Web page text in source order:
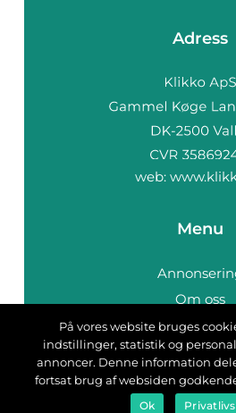
Adress
web:
Menu
Om oss
Cookies
Kontakta
Sitemap
På vores website bruges
indstillinger, statistik og
annoncer. Denne information
fortsat brug af websiden
Ok